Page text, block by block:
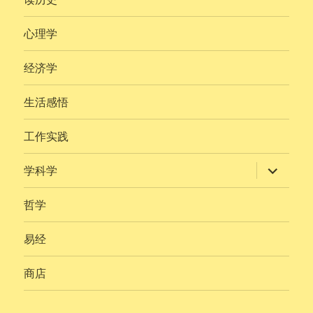
心理学
经济学
生活感悟
工作实践
学科学 展
开
子
哲学
易经
商店